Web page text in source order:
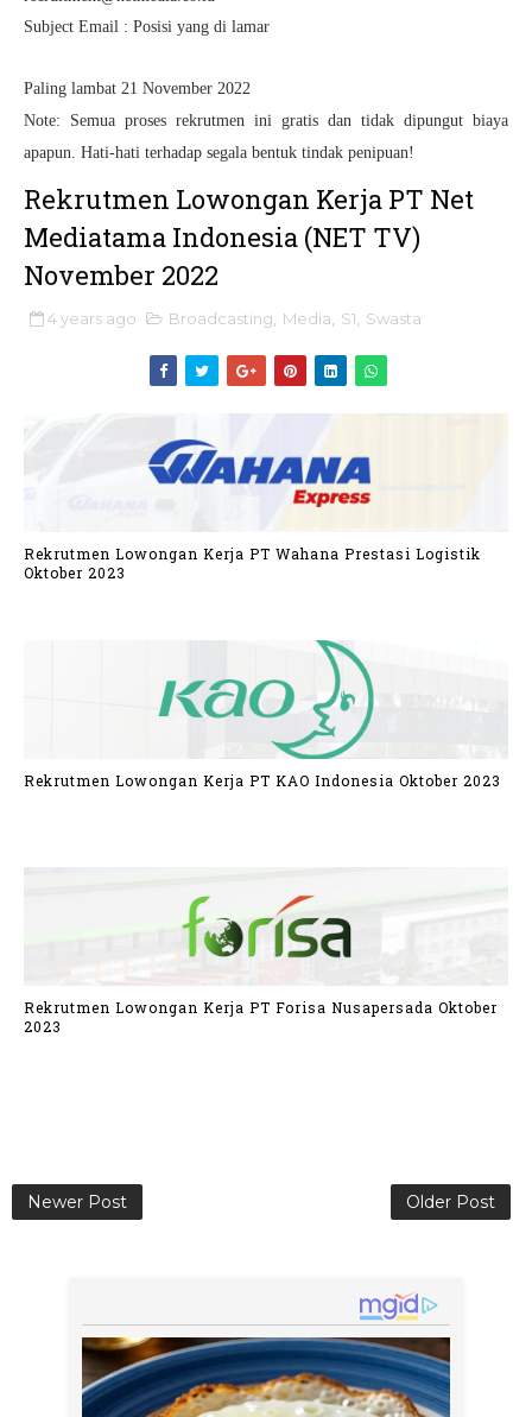
Subject Email : Posisi yang di lamar
Paling lambat 21 November 2022
Note: Semua proses rekrutmen ini gratis dan tidak dipungut biaya
apapun. Hati-hati terhadap segala bentuk tindak penipuan!
Rekrutmen Lowongan Kerja PT Net
Mediatama Indonesia (NET TV)
November 2022
4 years ago Broadcasting Media S1 Swasta
Rekrutmen Lowongan Kerja PT Wahana Prestasi Logistik
Oktober 2023
Rekrutmen Lowongan Kerja PT KAO Indonesia Oktober 2023
Rekrutmen Lowongan Kerja PT Forisa Nusapersada Oktober
2023
Newer Post Older Post